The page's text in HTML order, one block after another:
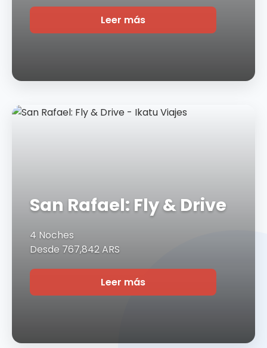
Leer más
San Rafael: Fly & Drive
4 Noches
Desde 767,842 ARS
Leer más